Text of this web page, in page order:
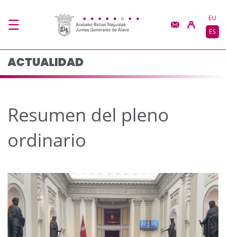
Resumen del pleno
EU
ES
ACTUALIDAD
Resumen del pleno
ordinario